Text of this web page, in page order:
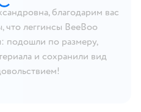
благодарим вас
леггинсы BeeBoo
подошли по размеру,
и сохранили вид